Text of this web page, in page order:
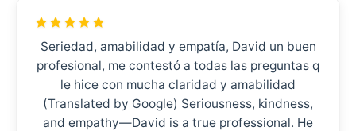
Seriedad, amabilidad y empatía, David un buen
profesional, me contestó a todas las preguntas q
le hice con mucha claridad y amabilidad
(Translated by Google) Seriousness, kindness,
and empathy—David is a true professional. He